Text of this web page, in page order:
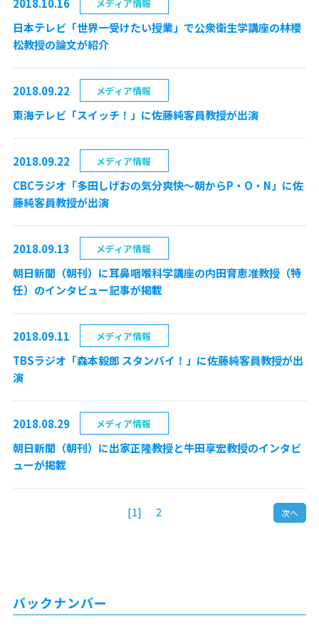
2018.10.16 メディア情報
日本テレビ「世界一受けたい授業」で公衆衛生学講座の林櫻
松教授の論文が紹介
2018.09.22 メディア情報
東海テレビ「スイッチ！」に佐藤純客員教授が出演
2018.09.22 メディア情報
CBCラジオ「多田しげおの気分爽快～朝からP・O・N」に佐
藤純客員教授が出演
2018.09.13 メディア情報
朝日新聞（朝刊）に耳鼻咽喉科学講座の内田育恵准教授（特
任）のインタビュー記事が掲載
2018.09.11 メディア情報
TBSラジオ「森本毅郎 スタンバイ！」に佐藤純客員教授が出
演
2018.08.29 メディア情報
朝日新聞（朝刊）に出家正隆教授と牛田享宏教授のインタビ
ューが掲載
[1] 2 次へ
バックナンバー